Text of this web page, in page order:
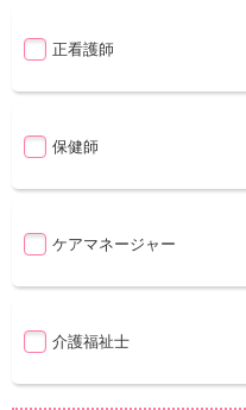
正看護師
保健師
ケアマネージャー
介護福祉士